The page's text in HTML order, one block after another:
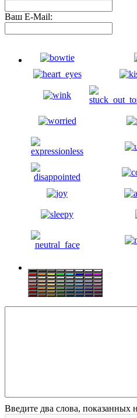
Ваш E-Mail:
Введите два слова, показанных